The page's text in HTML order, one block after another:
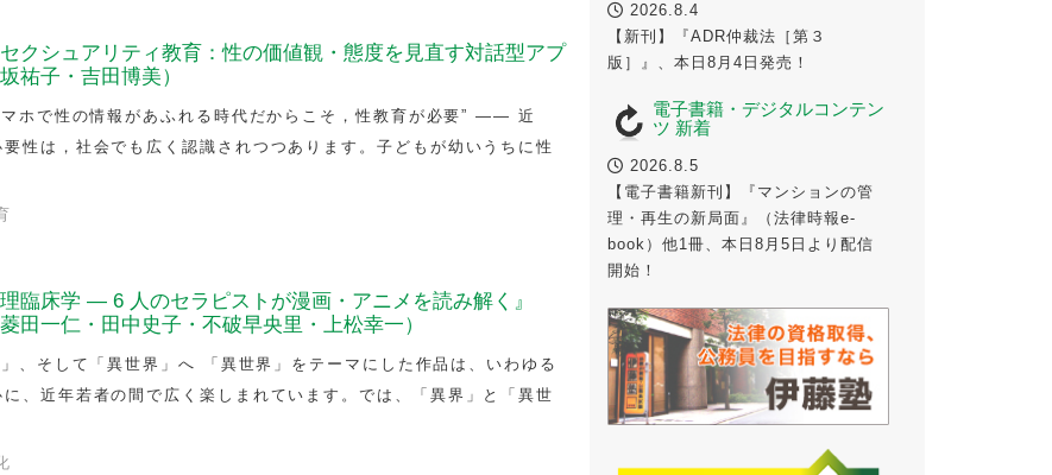
クシュアリティ教育：性の価値観・態度を見直す対話型アプ
祐子・吉田博美）
ホで性の情報があふれる時代だからこそ，性教育が必要” ―― 近
性は，社会でも広く認識されつつあります。子どもが幼いうちに性
臨床学 — 6 人のセラピストが漫画・アニメを読み解く』
田一仁・田中史子・不破早央里・上松幸一）
そして「異世界」へ 「異世界」をテーマにした作品は、いわゆる
に、近年若者の間で広く楽しまれています。では、「異界」と「異世
2026.8.4
【新刊】『ADR仲裁法［第３
版］』、本日8月4日発売！
電子書籍・デジタルコンテン
ツ 新着
2026.8.5
【電子書籍新刊】『マンションの管
理・再生の新局面』（法律時報e-
book）他1冊、本日8月5日より配信
開始！